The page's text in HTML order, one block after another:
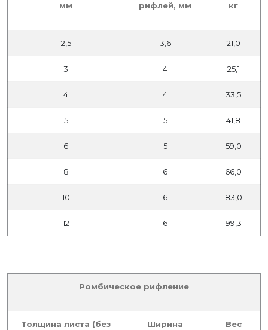
мм
рифлей, мм
кг
2,5 3,6 21,0
3 4 25,1
4 4 33,5
5 5 41,8
6 5 59,0
8 6 66,0
10 6 83,0
12 6 99,3
Ромбическое рифление
Толщина листа (без
Ширина
Вес